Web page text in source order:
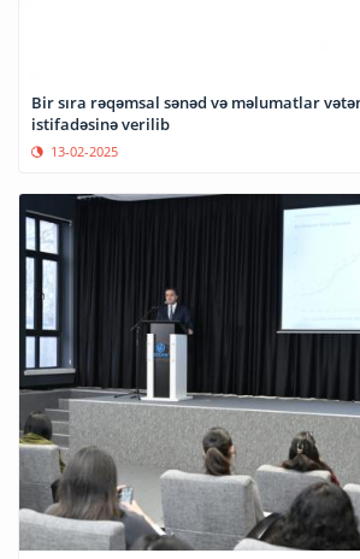
Bir sıra rəqəmsal sənəd və məlumatlar
istifadəsinə verilib
13-02-2025